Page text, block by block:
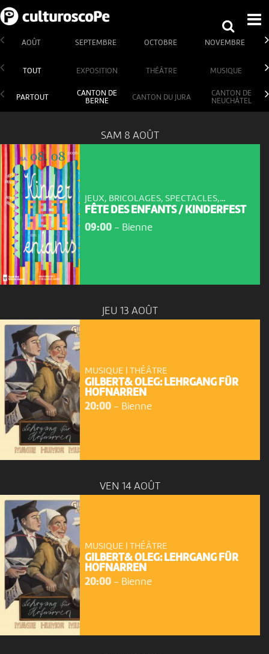
AOÛT SEPTEMBRE OCTOBRE NOVEMBRE
TOUT EXPOSITION THÉÂTRE MUSIQUE
PARTOUT
CANTON DE
BERNE
CANTON DU JURA
CANTON DE
NEUCHÂTEL
SAM 8 AOÛT
JEUX, BRICOLAGES, SPECTACLES,...
FÊTE DES ENFANTS / KINDERFEST
09:00- Bienne
JEU 13 AOÛT
MUSIQUE | THÉÂTRE
GILBERT& OLEG: LEHRGANG FÜR
HOFNARREN
20:00- Bienne
VEN 14 AOÛT
MUSIQUE | THÉÂTRE
GILBERT& OLEG: LEHRGANG FÜR
HOFNARREN
20:00- Bienne